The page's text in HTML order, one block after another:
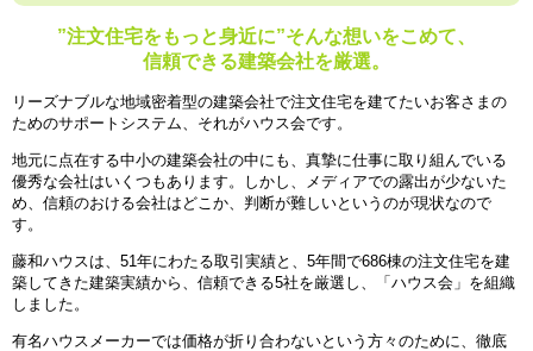
”注文住宅をもっと身近に”そんな想いをこめて、
信頼できる建築会社を厳選。
リーズナブルな地域密着型の建築会社で注文住宅を建てたいお客さまの
ためのサポートシステム、それがハウス会です。
地元に点在する中小の建築会社の中にも、真摯に仕事に取り組んでいる
優秀な会社はいくつもあります。しかし、メディアでの露出が少ないた
め、信頼のおける会社はどこか、判断が難しいというのが現状なので
す。
藤和ハウスは、51年にわたる取引実績と、5年間で686棟の注文住宅を建
築してきた建築実績から、信頼できる5社を厳選し、「ハウス会」を組織
しました。
有名ハウスメーカーでは価格が折り合わないという方々のために、徹底